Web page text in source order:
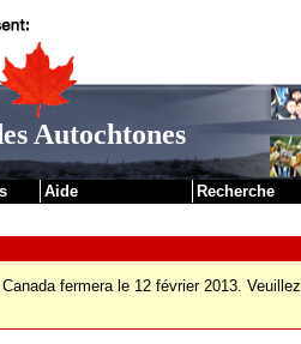
Autochtones
Aide Recherche
fermera le 12 février 2013. Veuillez